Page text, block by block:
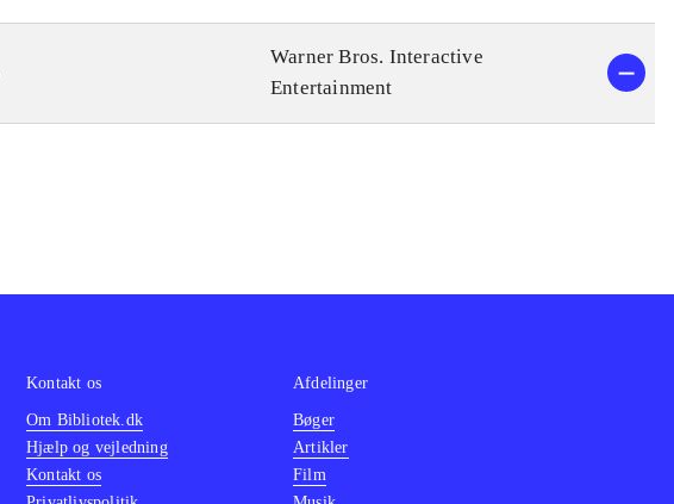
Warner Bros. Interactive
Entertainment
Kontakt os
Om Bibliotek.dk
Hjælp og vejledning
Kontakt os
Afdelinger
Bøger
Artikler
Film